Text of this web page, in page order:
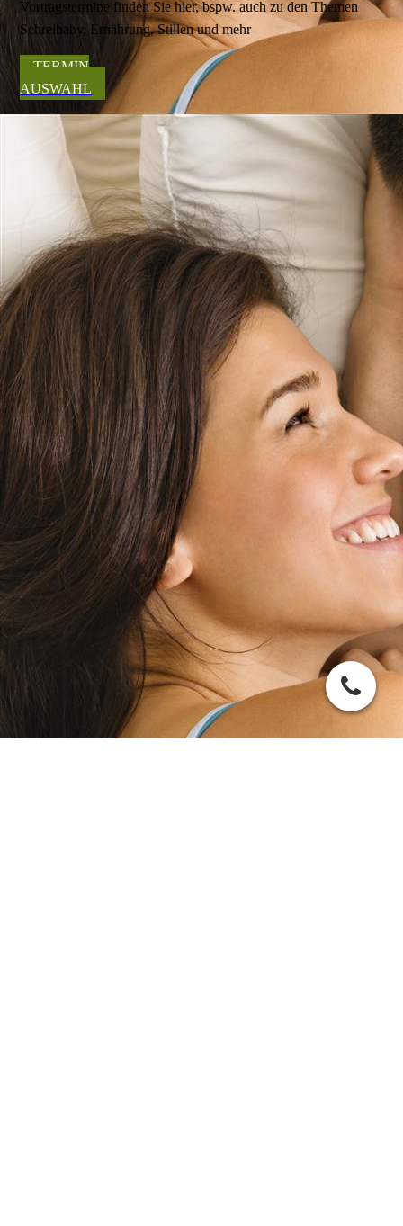
Vortragstermine finden Sie hier, bspw. auch zu den Themen
Schreibaby, Ernährung, Stillen und mehr
TERMIN
AUSWAHL